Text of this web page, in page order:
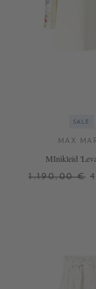
SALE
MAX
MInikleid
1.190,00 €